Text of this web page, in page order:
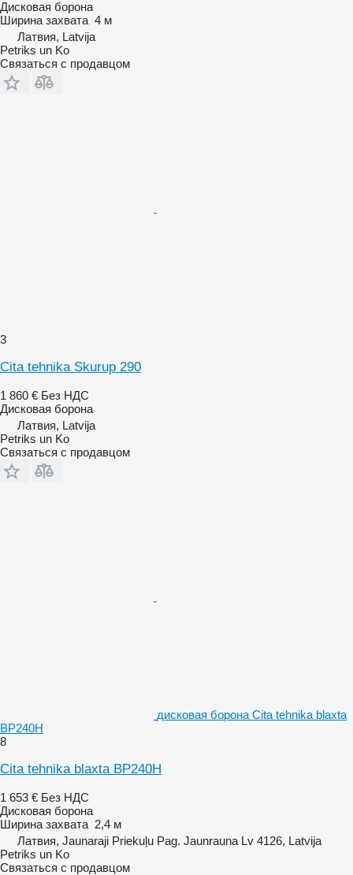
Дисковая борона
Ширина захвата 4 м
Латвия, Latvija
Petriks un Ko
Связаться с продавцом
3
Cita tehnika Skurup 290
1 860 € Без НДС
Дисковая борона
Латвия, Latvija
Petriks un Ko
Связаться с продавцом
дисковая борона Cita tehnika blaxta
BP240H
8
Cita tehnika blaxta BP240H
1 653 € Без НДС
Дисковая борона
Ширина захвата 2,4 м
Латвия, Jaunaraji Priekuļu Pag. Jaunrauna Lv 4126, Latvija
Petriks un Ko
Связаться с продавцом